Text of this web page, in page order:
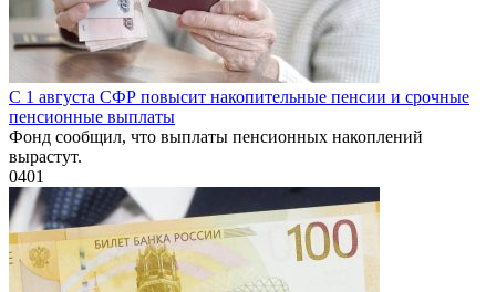
С 1 августа СФР повысит накопительные пенсии и срочные
пенсионные выплаты
Фонд сообщил, что выплаты пенсионных накоплений
вырастут.
0401